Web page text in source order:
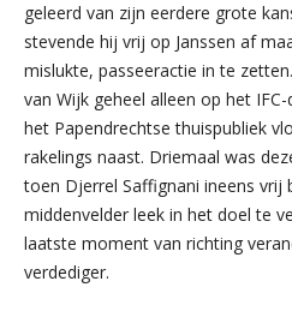
geleerd van zijn eerdere grote
stevende hij vrij op Janssen af
mislukte, passeeractie in te
van Wijk geheel alleen op het
het Papendrechtse thuispubliek
rakelings naast. Driemaal was
toen Djerrel Saffignani ineens vrij
middenvelder leek in het doel te
laatste moment van richting
verdediger.